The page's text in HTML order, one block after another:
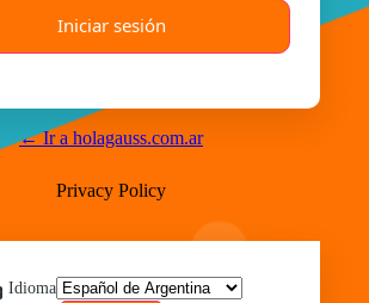
← Ir a holagauss.com.ar
Privacy Policy
Idioma